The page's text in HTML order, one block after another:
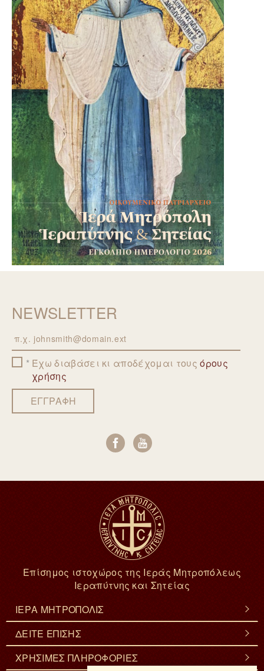
NEWSLETTER
Email Έχω διαβάσει κι αποδέχομαι τουςόρους
χρήσης
ΕΓΓΡΑΦΗ
Επίσημος ιστοχώρος της Ιεράς Μητροπόλεως
Ιεραπύτνης και Σητείας
ΙΕΡΑ ΜΗΤΡΟΠΟΛΙΣ
ΔΕΙΤΕ ΕΠΙΣΗΣ
ΧΡΗΣΙΜΕΣ ΠΛΗΡΟΦΟΡΙΕΣ